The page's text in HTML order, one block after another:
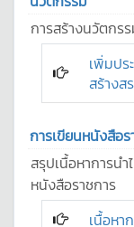
การสร้างนวัตกร
เพิ่มปร
สร้างส
การเขียนหนังสือร
สรุปเนื้อหาการนำ
หนังสือราชการ
เนื้อหา